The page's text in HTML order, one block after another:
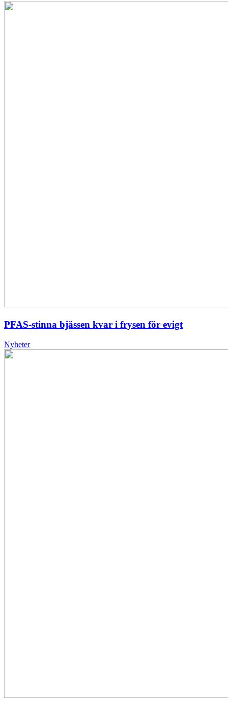
PFAS-stinna bjässen kvar i frysen för evigt
Nyheter